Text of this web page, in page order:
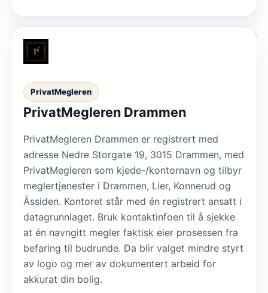
PrivatMegleren
PrivatMegleren Drammen
PrivatMegleren Drammen er registrert med
adresse Nedre Storgate 19, 3015 Drammen, med
PrivatMegleren som kjede-/kontornavn og tilbyr
meglertjenester i Drammen, Lier, Konnerud og
Åssiden. Kontoret står med én registrert ansatt i
datagrunnlaget. Bruk kontaktinfoen til å sjekke
at én navngitt megler faktisk eier prosessen fra
befaring til budrunde. Da blir valget mindre styrt
av logo og mer av dokumentert arbeid for
akkurat din bolig.